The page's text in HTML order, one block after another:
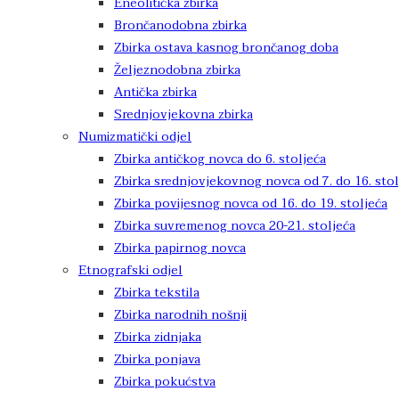
Brončanodobna zbirka
Zbirka ostava kasnog brončanog doba
Željeznodobna zbirka
Antička zbirka
Srednjovjekovna zbirka
Numizmatički odjel
Zbirka antičkog novca do 6. stoljeća
Zbirka srednjovjekovnog novca od 7. do 16.
Zbirka povijesnog novca od 16. do 19. stoljeća
Zbirka suvremenog novca 20-21. stoljeća
Zbirka papirnog novca
Etnografski odjel
Zbirka tekstila
Zbirka narodnih nošnji
Zbirka zidnjaka
Zbirka ponjava
Zbirka pokućstva